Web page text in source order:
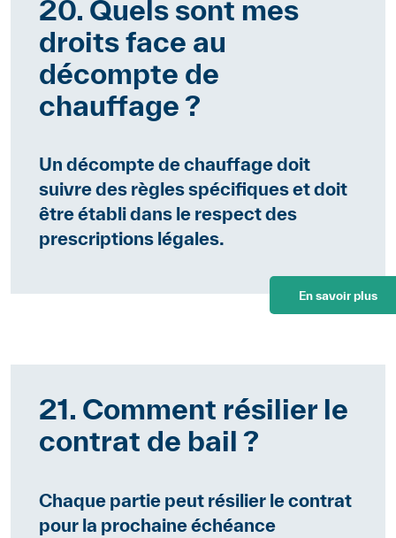
20. Quels sont mes
droits face au
décompte de
chauffage ?
Un décompte de chauffage doit
suivre des règles spécifiques et doit
être établi dans le respect des
prescriptions légales.
En savoir plus
21. Comment résilier le
contrat de bail ?
Chaque partie peut résilier le contrat
pour la prochaine échéance